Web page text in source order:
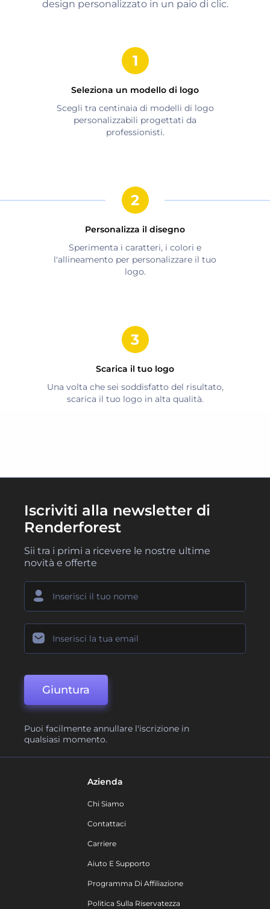
design personalizzato in un paio di clic.
Seleziona un modello di logo
Scegli tra centinaia di modelli di logo
personalizzabili progettati da
professionisti.
Personalizza il disegno
Sperimenta i caratteri, i colori e
l'allineamento per personalizzare il tuo
logo.
Scarica il tuo logo
Una volta che sei soddisfatto del risultato,
scarica il tuo logo in alta qualità.
Iscriviti alla newsletter di
Renderforest
Sii tra i primi a ricevere le nostre ultime
novità e offerte
Giuntura
Puoi facilmente annullare l'iscrizione in
qualsiasi momento.
Azienda
Chi Siamo
Contattaci
Carriere
Aiuto E Supporto
Programma Di Affiliazione
Politica Sulla Riservatezza